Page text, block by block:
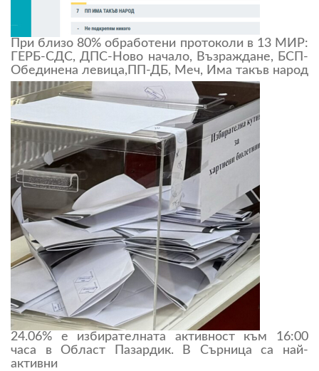
При близо 80% обработени протоколи в 13 МИР:
ГЕРБ-СДС, ДПС-Ново начало, Възраждане, БСП-
Обединена левица,ПП-ДБ, Меч, Има такъв народ
24.06% е избирателната активност към 16:00
часа в Област Пазардик. В Сърница са най-
активни